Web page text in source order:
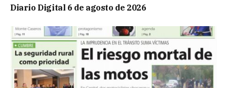
Diario Digital 6 de agosto de 2026